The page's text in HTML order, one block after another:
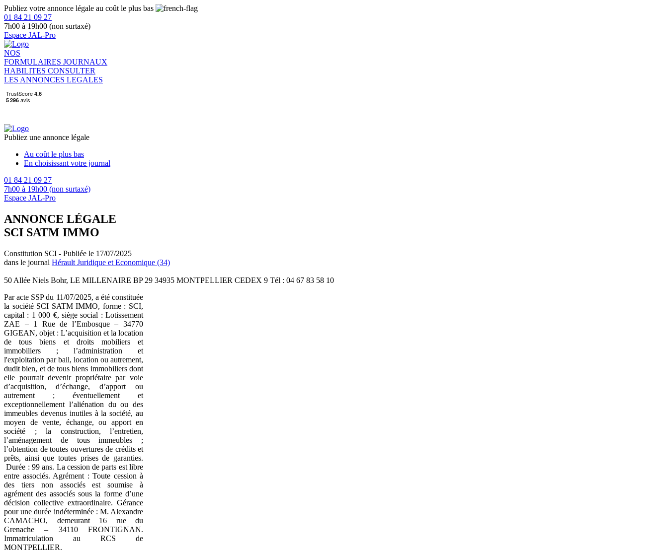
Publiez votre annonce légale au coût le plus bas
01 84 21 09 27
7h00 à 19h00 (non surtaxé)
Espace JAL-Pro
NOS
FORMULAIRES JOURNAUX
HABILITES CONSULTER
LES ANNONCES LEGALES
Publiez une annonce légale
Au coût le plus bas
En choisissant votre journal
01 84 21 09 27
7h00 à 19h00 (non surtaxé)
Espace JAL-Pro
ANNONCE LÉGALE
SCI SATM IMMO
Constitution SCI - Publiée le 17/07/2025
dans le journal Hérault Juridique et Economique (34)
50 Allée Niels Bohr, LE MILLENAIRE BP 29 34935 MONTPELLIER CEDEX 9 Tél : 04 67 83 58 10
Par acte SSP du 11/07/2025, a été constituée
la société SCI SATM IMMO, forme : SCI,
capital : 1 000 €, siège social : Lotissement
ZAE – 1 Rue de l’Embosque – 34770
GIGEAN, objet : L’acquisition et la location
de tous biens et droits mobiliers et
immobiliers ; l’administration et
l'exploitation par bail, location ou autrement,
dudit bien, et de tous biens immobiliers dont
elle pourrait devenir propriétaire par voie
d’acquisition, d’échange, d’apport ou
autrement ; éventuellement et
exceptionnellement l’aliénation du ou des
immeubles devenus inutiles à la société, au
moyen de vente, échange, ou apport en
société ; la construction, l’entretien,
l’aménagement de tous immeubles ;
l’obtention de toutes ouvertures de crédits et
prêts, ainsi que toutes prises de garanties.
Durée : 99 ans. La cession de parts est libre
entre associés. Agrément : Toute cession à
des tiers non associés est soumise à
agrément des associés sous la forme d’une
décision collective extraordinaire. Gérance
pour une durée indéterminée : M. Alexandre
CAMACHO, demeurant 16 rue du
Grenache – 34110 FRONTIGNAN.
Immatriculation au RCS de
MONTPELLIER.